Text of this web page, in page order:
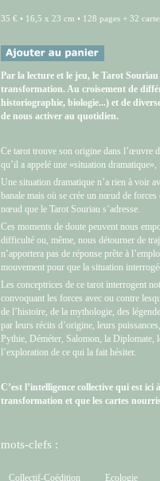
35 € • 16,5 x 23 cm • 128 pages + 32
Par la lecture et le jeu, le Tarot
transformation. Au croisement de
historiographie, biologie...) et de
de nous activer au quotidien.
Ce tarot trouve son origine dans l’œuvre
qu’il a appelé une «situation
Une situation dramatique n’a rien à voir
banale mais où se crée un nœud de
nœud que le Tarot Souriau s’adresse.
Ces moments de doute peuvent nous
difficulté ou, même, nous détourner de
n’apportera pas de réponse prête à
mouvement pour que la situation
Les conceptrices de ce tarot interrogent
convoquant les forces avec ou contre
de l’histoire, de la mythologie, des
par leurs récits d’origine, leurs
Pythie, Déméter, Salomon, la Diplomate,
l’exploration de ce qui la fait hésiter.
C’est l’intelligence collective qui est
transformation et que les cartes
mots-clefs :
Collectif-Coédition Ecologie